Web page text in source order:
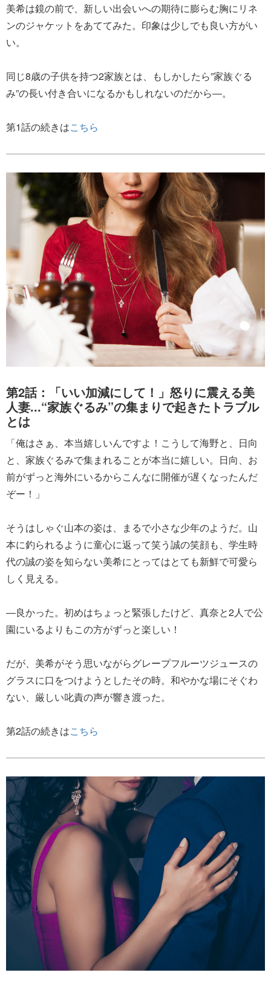
美希は鏡の前で、新しい出会いへの期待に膨らむ胸にリネ
ンのジャケットをあててみた。印象は少しでも良い方がい
い。
同じ8歳の子供を持つ2家族とは、もしかしたら”家族ぐる
み”の長い付き合いになるかもしれないのだから―。
第1話の続きはこちら
第2話：「いい加減にして！」怒りに震える美
人妻...“家族ぐるみ”の集まりで起きたトラブル
とは
「俺はさぁ、本当嬉しいんですよ！こうして海野と、日向
と、家族ぐるみで集まれることが本当に嬉しい。日向、お
前がずっと海外にいるからこんなに開催が遅くなったんだ
ぞー！」
そうはしゃぐ山本の姿は、まるで小さな少年のようだ。山
本に釣られるように童心に返って笑う誠の笑顔も、学生時
代の誠の姿を知らない美希にとってはとても新鮮で可愛ら
しく見える。
―良かった。初めはちょっと緊張したけど、真奈と2人で公
園にいるよりもこの方がずっと楽しい！
だが、美希がそう思いながらグレープフルーツジュースの
グラスに口をつけようとしたその時。和やかな場にそぐわ
ない、厳しい叱責の声が響き渡った。
第2話の続きはこちら